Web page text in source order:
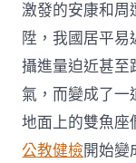
激發的安康和周
陞，我國居平
攝進量迫近甚至
氣，而變成了一
地面上的雙魚
公教健檢開始變